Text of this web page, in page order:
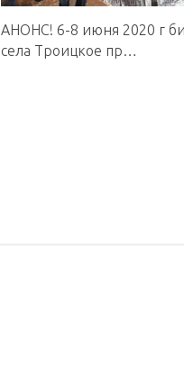
АНОНС! 6-8 июня 2020 г
села Троицкое пр…